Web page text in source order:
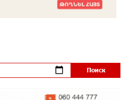
тему Геноцида армян
что для него значит сам
«Стабильный» — до 10%
в мобильном приложении